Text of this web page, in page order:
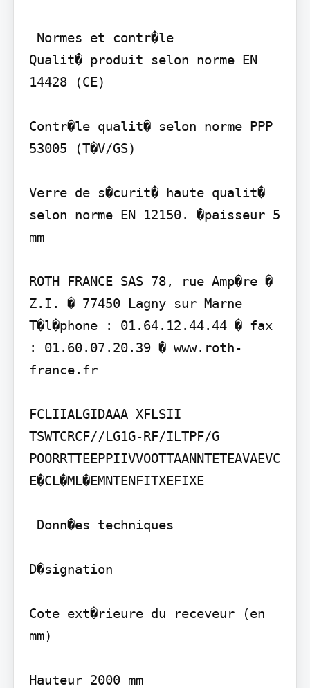
Qualit� produit selon norme EN
14428 (CE)
Contr�le qualit� selon norme PPP
53005 (T�V/GS)
Verre de s�curit� haute qualit�
selon norme EN 12150. �paisseur 5
mm
ROTH FRANCE SAS 78, rue Amp�re �
Z.I. � 77450 Lagny sur Marne
T�l�phone : 01.64.12.44.44 � fax
: 01.60.07.20.39 � www.roth-
france.fr
FCLIIALGIDAAA XFLSII
TSWTCRCF//LG1G-RF/ILTPF/G
POORRTTEEPPIIVVOOTTAANNTETEAVAEVC
E�CL�ML�EMNTENFITXEFIXE
D�signation
Cote ext�rieure du receveur (en
mm)
Hauteur 2000 mm